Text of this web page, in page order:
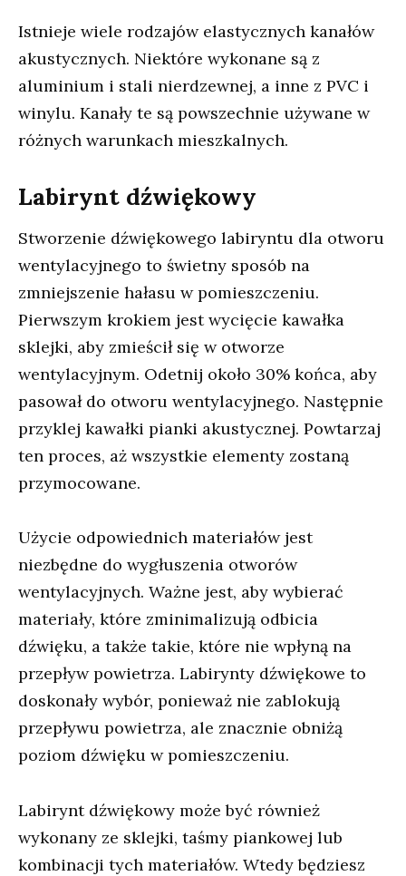
Istnieje wiele rodzajów elastycznych kanałów
akustycznych. Niektóre wykonane są z
aluminium i stali nierdzewnej, a inne z PVC i
winylu. Kanały te są powszechnie używane w
różnych warunkach mieszkalnych.
Labirynt dźwiękowy
Stworzenie dźwiękowego labiryntu dla otworu
wentylacyjnego to świetny sposób na
zmniejszenie hałasu w pomieszczeniu.
Pierwszym krokiem jest wycięcie kawałka
sklejki, aby zmieścił się w otworze
wentylacyjnym. Odetnij około 30% końca, aby
pasował do otworu wentylacyjnego. Następnie
przyklej kawałki pianki akustycznej. Powtarzaj
ten proces, aż wszystkie elementy zostaną
przymocowane.
Użycie odpowiednich materiałów jest
niezbędne do wygłuszenia otworów
wentylacyjnych. Ważne jest, aby wybierać
materiały, które zminimalizują odbicia
dźwięku, a także takie, które nie wpłyną na
przepływ powietrza. Labirynty dźwiękowe to
doskonały wybór, ponieważ nie zablokują
przepływu powietrza, ale znacznie obniżą
poziom dźwięku w pomieszczeniu.
Labirynt dźwiękowy może być również
wykonany ze sklejki, taśmy piankowej lub
kombinacji tych materiałów. Wtedy będziesz